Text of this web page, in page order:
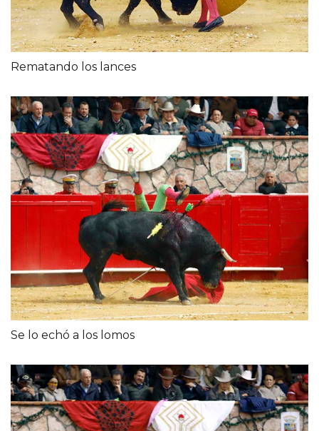
Rematando los lances
Se lo echó a los lomos